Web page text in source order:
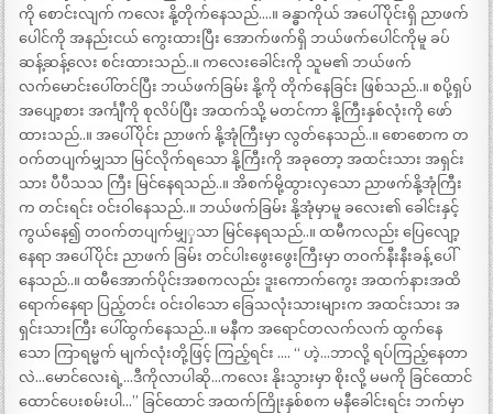
ကို စောင်းလျက် ကလေး နို့တိုက်နေသည်….။ ခန္ဓာကိုယ် အပေါ်ပိုင်းရှိ ညာဖက်
ပေါင်ကို အနည်းငယ် ကွေးထားပြီး အောက်ဖက်ရှိ ဘယ်ဖက်ပေါင်ကိုမူ ခပ်
ဆန့်ဆန့်လေး စင်းထားသည်..။ ကလေးခေါင်းကို သူမ၏ ဘယ်ဖက်
လက်မောင်းပေါ်တင်ပြီး ဘယ်ဖက်ခြမ်း နို့ကို တိုက်နေခြင်း ဖြစ်သည်..။ စပို့ရှပ်
အပျော့စား အင်္ကျီကို စုလိပ်ပြီး အထက်သို့ မတင်ကာ နို့ကြီးနှစ်လုံးကို ဖော်
ထားသည်..။ အပေါ်ပိုင်း ညာဖက် နို့အုံကြီးမှာ လွတ်နေသည်..။ စောစောက တ
ဝက်တပျက်မျှသာ မြင်လိုက်ရသော နို့ကြီးကို အခုတော့ အထင်းသား အရှင်း
သား ပီပီသသ ကြီး မြင်နေရသည်..။ အိစက်မို့ထွားလှသော ညာဖက်နို့အုံကြီး
က တင်းရင်း ဝင်းဝါနေသည်..။ ဘယ်ဖက်ခြမ်း နို့အုံမှာမူ ခလေး၏ ခေါင်းနှင့်
ကွယ်နေ၍ တဝက်တပျက်မျှှသာ မြင်နေရသည်..။ ထမီကလည်း ပြေလျော့
နေရာ အပေါ်ပိုင်း ညာဖက် ခြမ်း တင်ပါးဖွေးဖွေးကြီးမှာ တဝက်နီးနီးခန့် ပေါ်
နေသည်..။ ထမီအောက်ပိုင်းအစကလည်း ဒူးကောက်ကွေး အထက်နားအထိ
ရောက်နေရာ ပြည့်တင်း ဝင်းဝါသော ခြေသလုံးသားများက အထင်းသား အ
ရှင်းသားကြီး ပေါ်ထွက်နေသည်..။ မနီက အရောင်တလက်လက် ထွက်နေ
သော ကြာရမ္မက် မျက်လုံးတို့ဖြင့် ကြည့်ရင်း …. “ ဟဲ့…ဘာလို့ ရပ်ကြည့်နေတာ
လဲ…မောင်လေးရဲ့…ဒီကိုလာပါဆို…ကလေး နိုးသွားမှာ စိုးလို့ မမကို ခြင်ထောင်
ထောင်ပေးစမ်းပါ…” ခြင်ထောင် အထက်ကြိုးနှစ်စက မနီခေါင်းရင်း ဘက်မှာ